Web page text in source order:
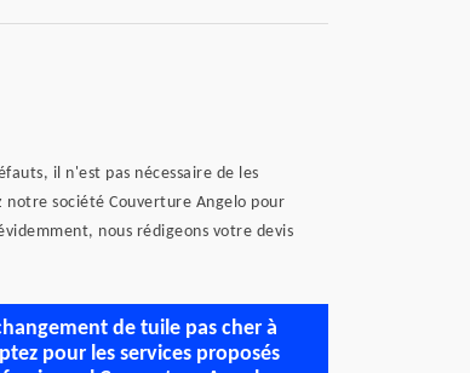
il n'est pas nécessaire de les
notre société Couverture Angelo pour
nous rédigeons votre devis
de tuile pas cher à
pour les services proposés